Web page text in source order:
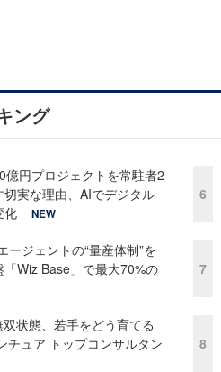
ング
億円プロジェクトを常駐者2
実な理由、AIでデジタル
化
NEW
ージェントの“量産体制”を
Wiz Base」で最大70%の
状態、若手をどう育てる
チュア トップコンサルタン
6
7
8